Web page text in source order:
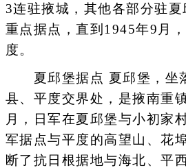
3连驻掖城，其他各部分驻
重点据点，直到1945年9月
度。
夏邱堡据点 夏邱堡，坐
县、平度交界处，是掖南重
月，日军在夏邱堡与小初家
军据点与平度的高望山、花
断了抗日根据地与海北、平